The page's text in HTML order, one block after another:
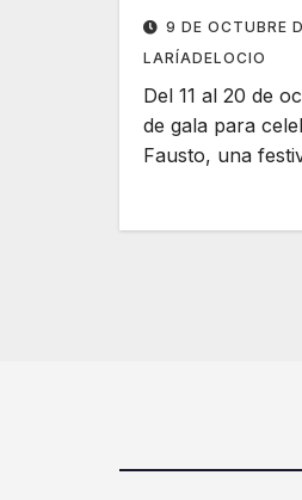
9 DE OCTUBRE
LARÍADELOCIO
Del 11 al 20 de
de gala para
Fausto, una